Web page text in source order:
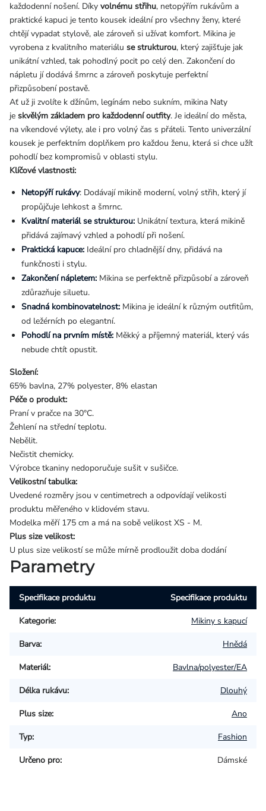
každodenní nošení. Díky volnému střihu, netopýřím rukávům a
praktické kapuci je tento kousek ideální pro všechny ženy, které
chtějí vypadat stylově, ale zároveň si užívat komfort. Mikina je
vyrobena z kvalitního materiálu se strukturou, který zajišťuje jak
unikátní vzhled, tak pohodlný pocit po celý den. Zakončení do
nápletu jí dodává šmrnc a zároveň poskytuje perfektní
přizpůsobení postavě.
Ať už ji zvolíte k džínům, legínám nebo sukním, mikina Naty
je skvělým základem pro každodenní outfity. Je ideální do města,
na víkendové výlety, ale i pro volný čas s přáteli. Tento univerzální
kousek je perfektním doplňkem pro každou ženu, která si chce užít
pohodlí bez kompromisů v oblasti stylu.
Klíčové vlastnosti:
Netopýří rukávy: Dodávají mikině moderní, volný střih, který jí
propůjčuje lehkost a šmrnc.
Kvalitní materiál se strukturou: Unikátní textura, která mikině
přidává zajímavý vzhled a pohodlí při nošení.
Praktická kapuce: Ideální pro chladnější dny, přidává na
funkčnosti i stylu.
Zakončení nápletem: Mikina se perfektně přizpůsobí a zároveň
zdůrazňuje siluetu.
Snadná kombinovatelnost: Mikina je ideální k různým outfitům,
od ležérních po elegantní.
Pohodlí na prvním místě: Měkký a příjemný materiál, který vás
nebude chtít opustit.
Složení:
65% bavlna, 27% polyester, 8% elastan
Péče o produkt:
Praní v pračce na 30°C.
Žehlení na střední teplotu.
Nebělit.
Nečistit chemicky.
Výrobce tkaniny nedoporučuje sušit v sušičce.
Velikostní tabulka:
Uvedené rozměry jsou v centimetrech a odpovídají velikosti
produktu měřeného v klidovém stavu.
Modelka měří 175 cm a má na sobě velikost XS - M.
Plus size velikost:
U plus size velikostí se může mírně prodloužit doba dodání
Parametry
Specifikace produktu Specifikace produktu
Kategorie: Mikiny s kapucí
Barva: Hnědá
Materiál: Bavlna/polyester/EA
Délka rukávu: Dlouhý
Plus size: Ano
Typ: Fashion
Určeno pro: Dámské